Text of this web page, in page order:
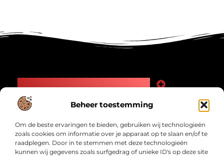
Beheer toestemming
Om de beste ervaringen te bieden, gebruiken wij technologieën
zoals cookies om informatie over je apparaat op te slaan en/of te
raadplegen. Door in te stemmen met deze technologieën
kunnen wij gegevens zoals surfgedrag of unieke ID's op deze site
Bericht categorie